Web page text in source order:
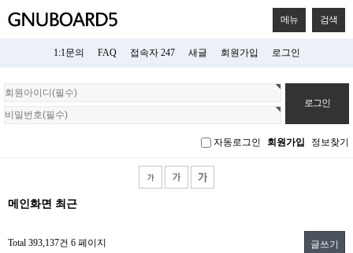
메뉴 검색
1:1문의 FAQ 접속자 247 새글 회원가입 로그인
회
원
로
자동로그인 회원가입 정보찾기
메인화면 최근
Total 393,137건 6 페이지 글쓰기